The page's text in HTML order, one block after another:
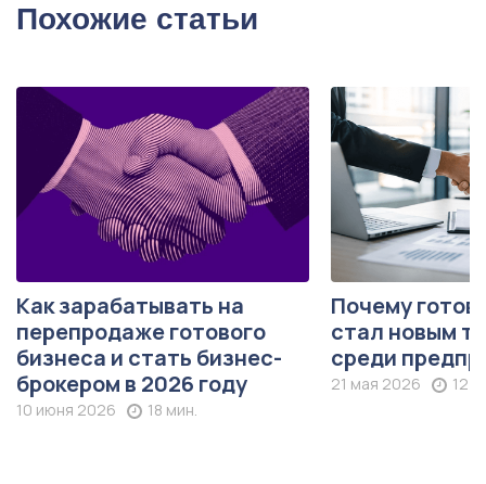
Похожие статьи
Как зарабатывать на
перепродаже готового
бизнеса и стать бизнес-
брокером в 2026 году
10 июня 2026 18 мин.
Почему
стал новым
среди
21 мая 2026 12